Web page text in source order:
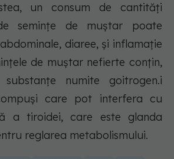
un consum de cantități
semințe de muștar poate
diaree, și inflamație
de muștar nefierte conțin,
substanțe numite goitrogen.i
care pot interfera cu
a tiroidei, care este glanda
reglarea metabolismului.